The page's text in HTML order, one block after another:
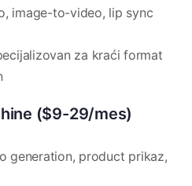
image-to-video, lip sync
za kraći format
($9-29/mes)
generation, product prikaz,